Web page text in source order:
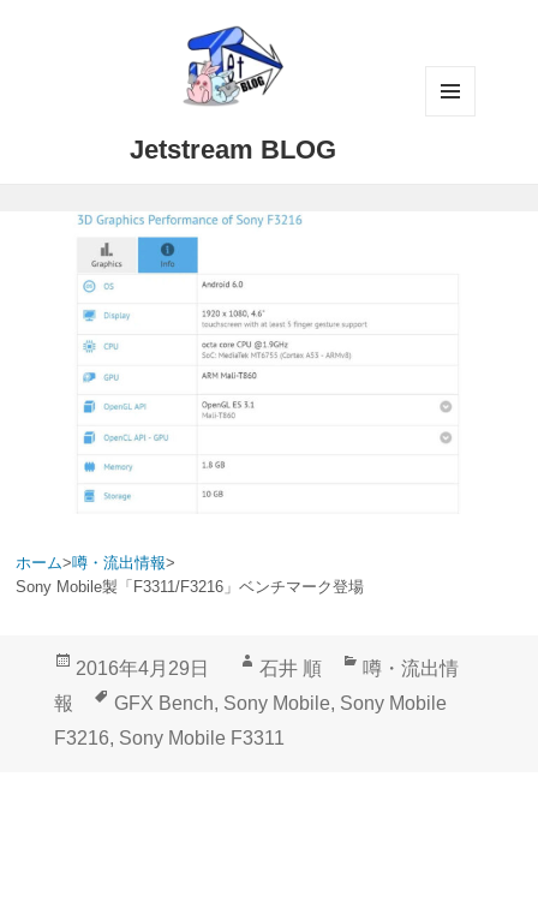
Jetstream BLOG
ホーム>噂・流出情報>
Sony Mobile製「F3311/F3216」ベンチマーク登場
投
日:
2016年4月29日
作
成
者
石井 順
カ
テ
噂・流出情
報
タ
グ
GFX Bench, Sony Mobile, Sony Mobile
F3216, Sony Mobile F3311